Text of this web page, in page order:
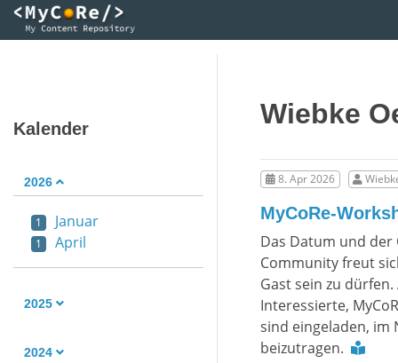
Kalender
2026
1 Januar
1 April
2025
2024
Wiebke
8. Apr 2026
MyCoRe-
Das Datum und der
Community freut
Gast sein zu dürfen.
Interessierte,
sind eingeladen, im
beizutragen.